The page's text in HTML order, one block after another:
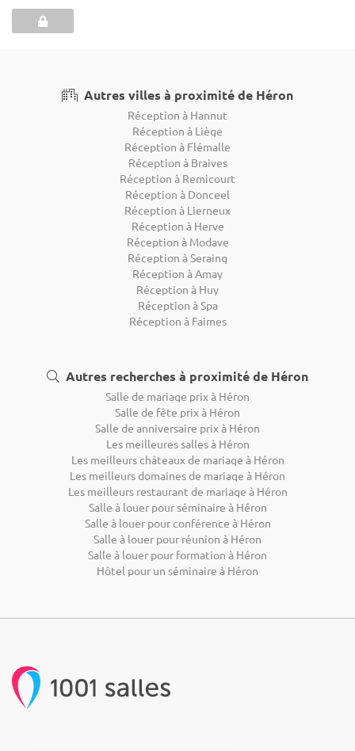
Autres villes à proximité de Héron
Réception à Hannut
Réception à Liège
Réception à Flémalle
Réception à Braives
Réception à Remicourt
Réception à Donceel
Réception à Lierneux
Réception à Herve
Réception à Modave
Réception à Seraing
Réception à Amay
Réception à Huy
Réception à Spa
Réception à Faimes
Autres recherches à proximité de Héron
Salle de mariage prix à Héron
Salle de fête prix à Héron
Salle de anniversaire prix à Héron
Les meilleures salles à Héron
Les meilleurs châteaux de mariage à Héron
Les meilleurs domaines de mariage à Héron
Les meilleurs restaurant de mariage à Héron
Salle à louer pour séminaire à Héron
Salle à louer pour conférence à Héron
Salle à louer pour réunion à Héron
Salle à louer pour formation à Héron
Hôtel pour un séminaire à Héron